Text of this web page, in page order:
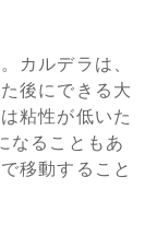
カルデラは、
後にできる大
粘性が低いた
なることもあ
移動すること